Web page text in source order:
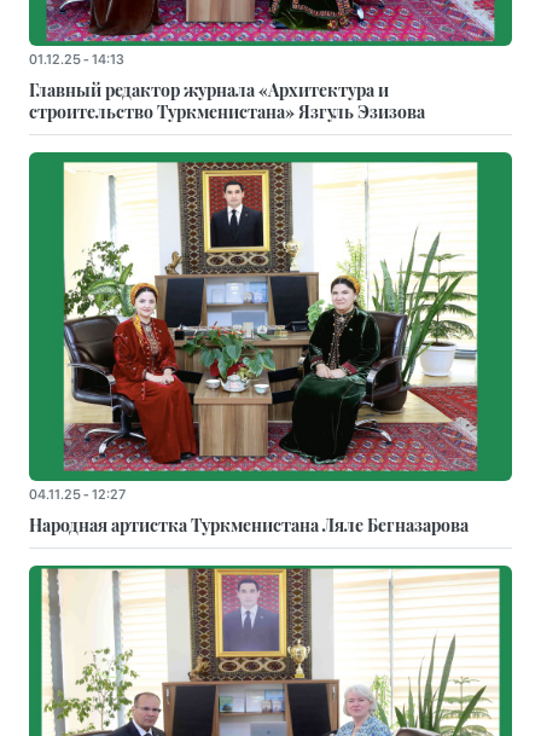
01.12.25 - 14:13
Главный редактор журнала «Архитектура и
строительство Туркменистана» Язгуль Эзизова
04.11.25 - 12:27
Народная артистка Туркменистана Ляле Бегназарова